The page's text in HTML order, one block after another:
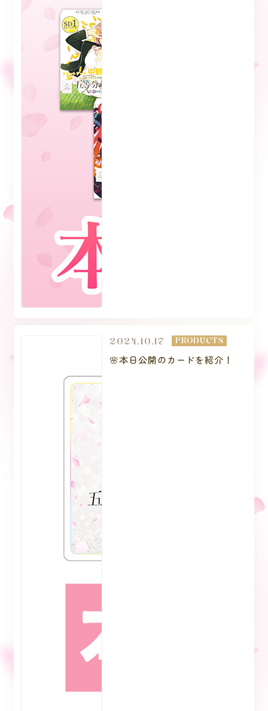
2024.10.17 PRODUCTS
🌸本日公開のカードを紹介！